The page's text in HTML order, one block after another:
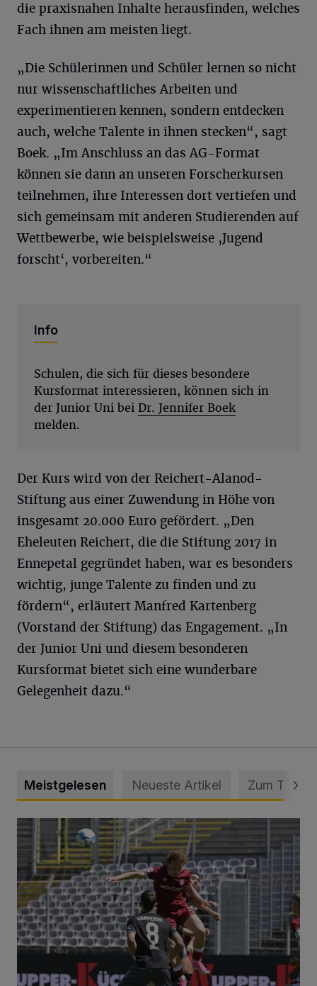
die praxisnahen Inhalte herausfinden, welches
Fach ihnen am meisten liegt.
„Die Schülerinnen und Schüler lernen so nicht
nur wissenschaftliches Arbeiten und
experimentieren kennen, sondern entdecken
auch, welche Talente in ihnen stecken“, sagt
Boek. „Im Anschluss an das AG-Format
können sie dann an unseren Forscherkursen
teilnehmen, ihre Interessen dort vertiefen und
sich gemeinsam mit anderen Studierenden auf
Wettbewerbe, wie beispielsweise ‚Jugend
forscht‘, vorbereiten.“
Info
Schulen, die sich für dieses besondere
Kursformat interessieren, können sich in
der Junior Uni bei Dr. Jennifer Boek
melden.
Der Kurs wird von der Reichert-Alanod-
Stiftung aus einer Zuwendung in Höhe von
insgesamt 20.000 Euro gefördert. „Den
Eheleuten Reichert, die die Stiftung 2017 in
Ennepetal gegründet haben, war es besonders
wichtig, junge Talente zu finden und zu
fördern“, erläutert Manfred Kartenberg
(Vorstand der Stiftung) das Engagement. „In
der Junior Uni und diesem besonderen
Kursformat bietet sich eine wunderbare
Gelegenheit dazu.“
Meistgelesen Neueste Artikel Zum Thema
WSV: Übertragung im Barmer Bahnhof und klare Ansage